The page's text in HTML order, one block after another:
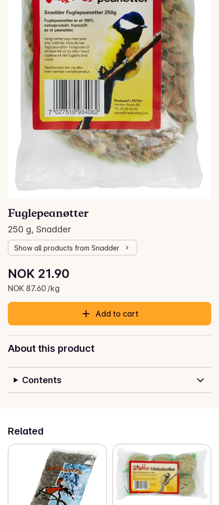
Fuglepeanøtter
250 g, Snadder
Show all products from Snadder
Current price is: NOK 21.90
NOK 21.90
NOK 87.60 /kg
Unit price: NOK 87.60 /kg
Add to cart
About this product
Contents
Related